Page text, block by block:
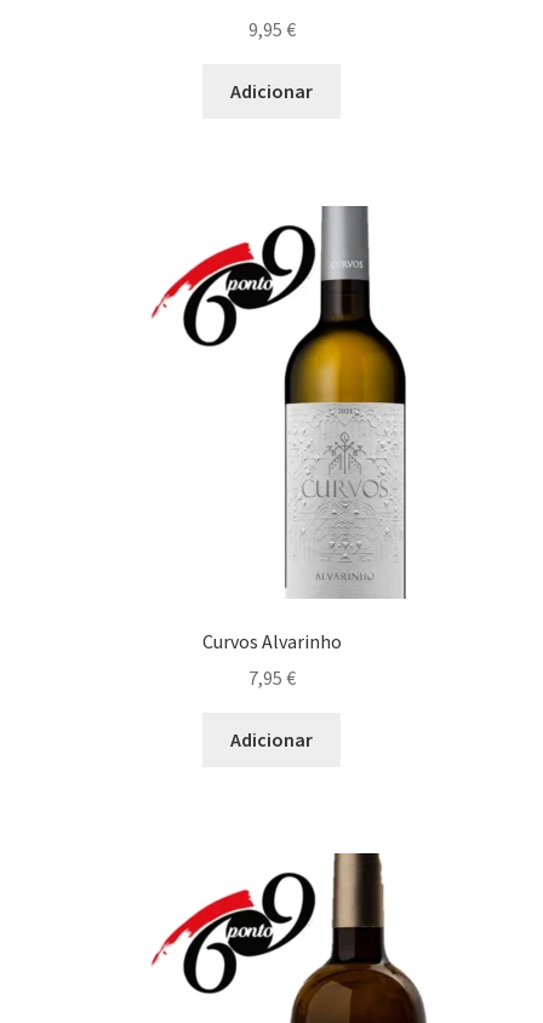
9,95 €
Adicionar
Curvos Alvarinho
7,95 €
Adicionar